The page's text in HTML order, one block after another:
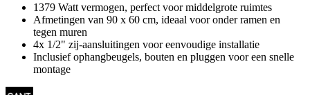
1379 Watt vermogen, perfect voor middelgrote ruimtes
Afmetingen van 90 x 60 cm, ideaal voor onder ramen en
tegen muren
4x 1/2" zij-aansluitingen voor eenvoudige installatie
Inclusief ophangbeugels, bouten en pluggen voor een snelle
montage